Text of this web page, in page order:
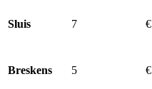
Sluis 7
Breskens 5